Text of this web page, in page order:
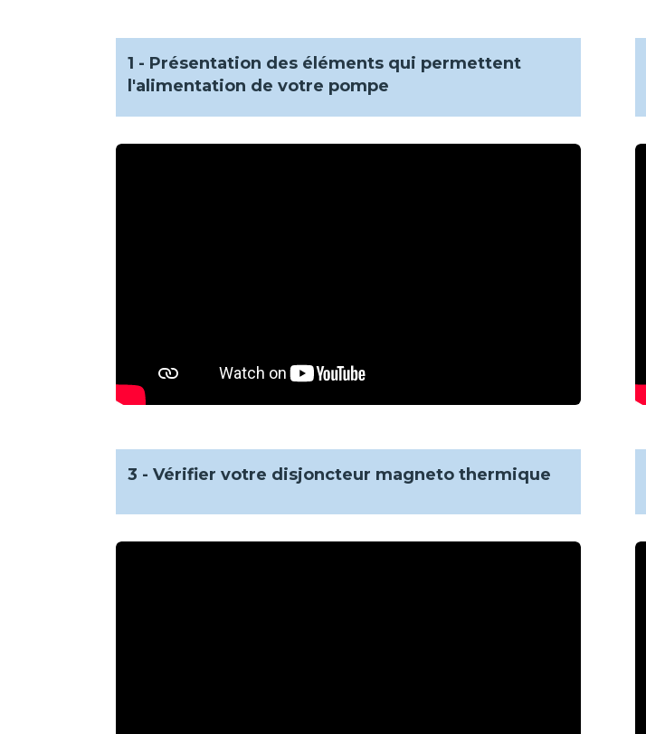
1 - Présentation des éléments qui permettent
l'alimentation de votre pompe
3 - Vérifier votre disjoncteur magneto thermique